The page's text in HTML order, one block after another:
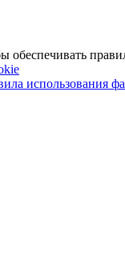
использования